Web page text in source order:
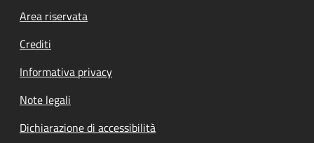
Footer menu
Area riservata
Crediti
Informativa privacy
Note legali
Dichiarazione di accessibilità